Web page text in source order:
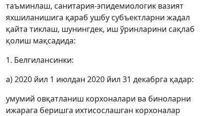
таъминлаш, санитария-эпидемиологик вазият
яхшиланишига қараб ушбу субъектларни жадал
қайта тиклаш, шунингдек, иш ўринларини сақлаб
қолиш мақсадида:
1. Белгилансинки:
а) 2020 йил 1 июлдан 2020 йил 31 декабрга қадар:
умумий овқатланиш корхоналари ва биноларни
ижарага беришга ихтисослашган корхоналар